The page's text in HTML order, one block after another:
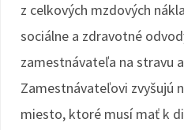
z celkových mzdových
sociálne a zdravotné
zamestnávateľa na stravu
Zamestnávateľovi zvyšujú
miesto, ktoré musí mať k